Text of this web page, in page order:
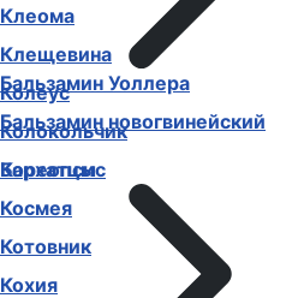
Бальзамин Уоллера
Бальзамин новогвинейский
Бархатцы
Клеома
Клещевина
Колеус
Колокольчик
Кореопсис
Космея
Котовник
Кохия